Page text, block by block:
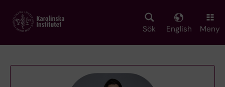
main
Sök English Meny